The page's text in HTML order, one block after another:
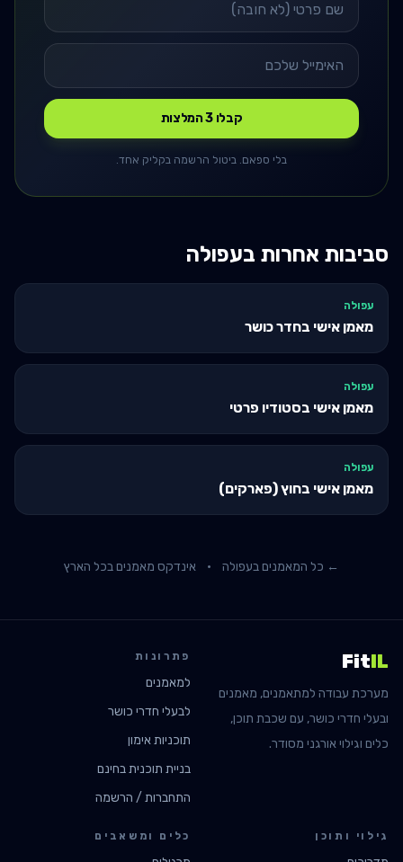
קבלו 3 המלצות
בלי ספאם. ביטול הרשמה בקליק אחד.
סביבות אחרות בעפולה
עפולה
מאמן אישי בחדר כושר
עפולה
מאמן אישי בסטודיו פרטי
עפולה
מאמן אישי בחוץ (פארקים)
← כל המאמנים בעפולה · אינדקס מאמנים בכל הארץ
FitIL
מערכת עבודה למתאמנים, מאמנים
ובעלי חדרי כושר, עם שכבת תוכן,
כלים וגילוי אורגני מסודר.
פתרונות
למאמנים
לבעלי חדרי כושר
תוכניות אימון
בניית תוכנית בחינם
התחברות / הרשמה
גילוי ותוכן כלים ומשאבים